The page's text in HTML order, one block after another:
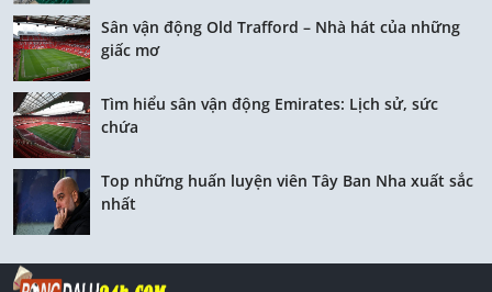
Sân vận động Old Trafford – Nhà hát của những
giấc mơ
Tìm hiểu sân vận động Emirates: Lịch sử, sức
chứa
Top những huấn luyện viên Tây Ban Nha xuất sắc
nhất